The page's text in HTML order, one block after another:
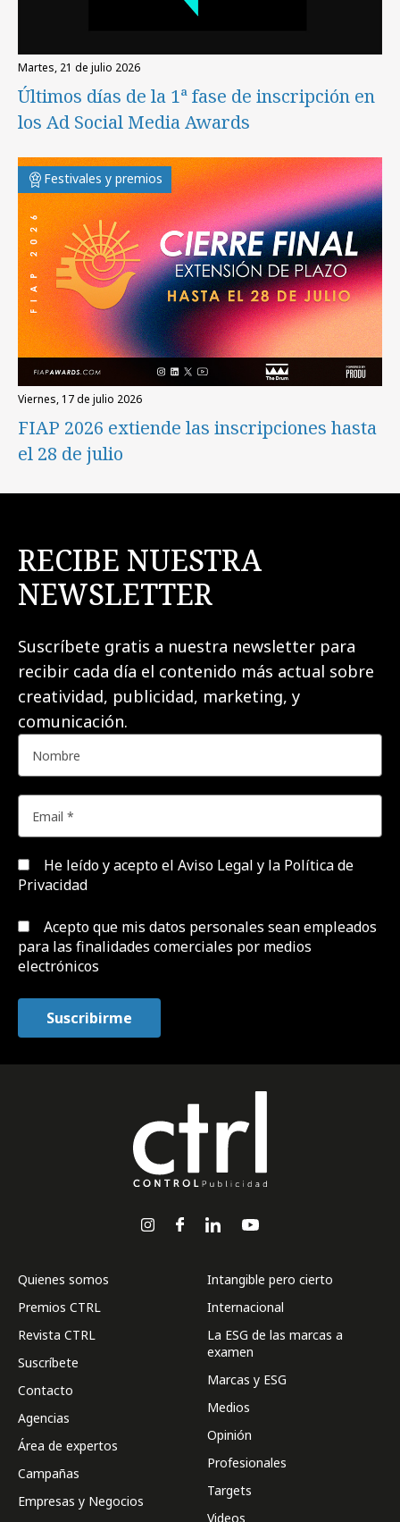
martes, 21 de julio 2026
Últimos días de la 1ª fase de inscripción en
los Ad Social Media Awards
Festivales y premios
viernes, 17 de julio 2026
FIAP 2026 extiende las inscripciones hasta
el 28 de julio
RECIBE NUESTRA
NEWSLETTER
Suscríbete gratis a nuestra newsletter para
recibir cada día el contenido más actual sobre
creatividad, publicidad, marketing, y
comunicación.
He leído y acepto el Aviso Legal y la Política de
Privacidad
Acepto que mis datos personales sean empleados
para las finalidades comerciales por medios
electrónicos
Quienes somos
Premios CTRL
Revista CTRL
Suscríbete
Contacto
Agencias
Área de expertos
Campañas
Empresas y Negocios
Intangible pero cierto
Internacional
La ESG de las marcas a
examen
Marcas y ESG
Medios
Opinión
Profesionales
Targets
Videos